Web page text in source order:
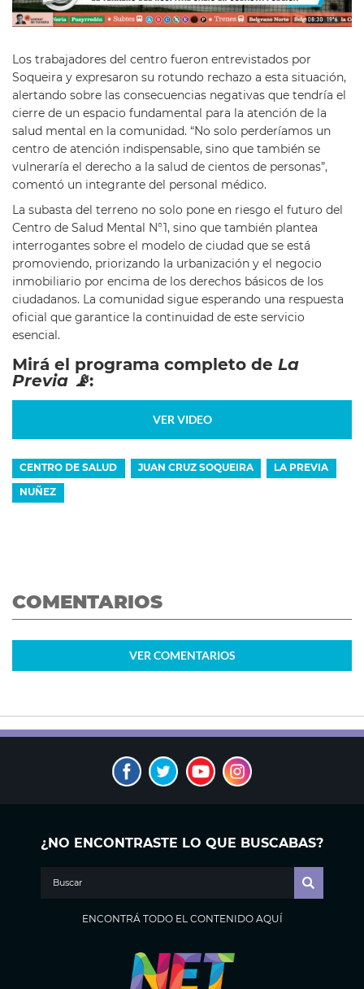
Los trabajadores del centro fueron entrevistados por
Soqueira y expresaron su rotundo rechazo a esta situación,
alertando sobre las consecuencias negativas que tendría el
cierre de un espacio fundamental para la atención de la
salud mental en la comunidad. “No solo perderíamos un
centro de atención indispensable, sino que también se
vulneraría el derecho a la salud de cientos de personas”,
comentó un integrante del personal médico.
La subasta del terreno no solo pone en riesgo el futuro del
Centro de Salud Mental N°1, sino que también plantea
interrogantes sobre el modelo de ciudad que se está
promoviendo, priorizando la urbanización y el negocio
inmobiliario por encima de los derechos básicos de los
ciudadanos. La comunidad sigue esperando una respuesta
oficial que garantice la continuidad de este servicio
esencial.
Mirá el programa completo de La
Previa 📡:
VER VIDEO
CENTRO DE SALUD JUAN CRUZ SOQUEIRA LA PREVIA
NUÑEZ
COMENTARIOS
VER COMENTARIOS
¿NO ENCONTRASTE LO QUE BUSCABAS?
ENCONTRÁ TODO EL CONTENIDO AQUÍ